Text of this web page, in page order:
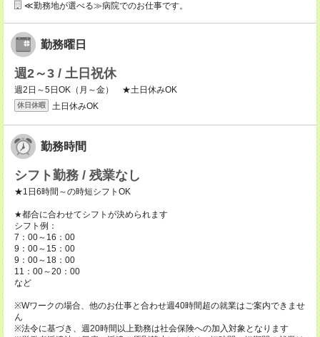
≪勤務地が選べる≫病院でのお仕事です。
勤務曜日
週2～3 / 土日祝休
週2日～5日OK（月～金） ★土日休みOK
休日休暇 土日休みOK
勤務時間
シフト勤務 / 残業なし
★1日6時間～の時短シフトOK
★都合に合わせてシフトが決められます
シフト例：
7：00～16：00
9：00～15：00
9：00～18：00
11：00～20：00
など
※Wワークの場合、他のお仕事と合わせ週40時間超の就業はご案内できませ
ん
※法令に基づき、週20時間以上勤務は社会保険への加入対象となります